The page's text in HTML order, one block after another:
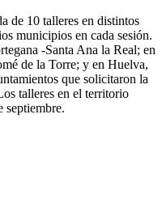
de 10 talleres en distintos
municipios en cada sesión.
-Santa Ana la Real; en
de la Torre; y en Huelva,
que solicitaron la
talleres en el territorio
septiembre.